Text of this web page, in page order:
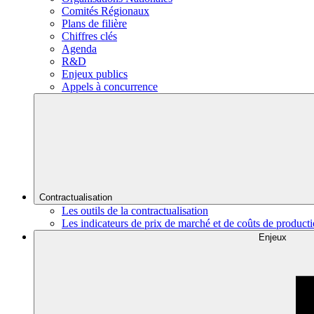
Comités Régionaux
Plans de filière
Chiffres clés
Agenda
R&D
Enjeux publics
Appels à concurrence
Contractualisation
Les outils de la contractualisation
Les indicateurs de prix de marché et de coûts de
Enjeux